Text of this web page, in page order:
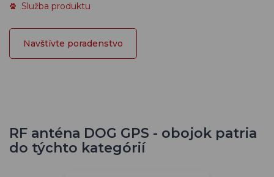
Služba produktu
Navštívte poradenstvo
RF anténa DOG GPS - obojok patria
do týchto kategórií